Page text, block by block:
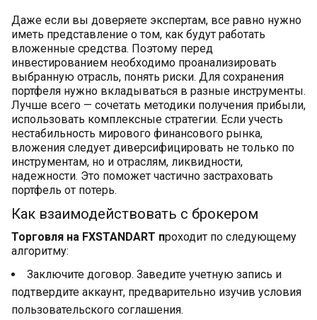
Даже если вы доверяете экспертам, все равно нужно
иметь представление о том, как будут работать
вложенные средства. Поэтому перед
инвестированием необходимо проанализировать
выбранную отрасль, понять риски. Для сохранения
портфеля нужно вкладываться в разные инструменты.
Лучше всего — сочетать методики получения прибыли,
использовать комплексные стратегии. Если учесть
нестабильность мирового финансового рынка,
вложения следует диверсифицировать не только по
инструментам, но и отраслям, ликвидности,
надежности. Это поможет частично застраховать
портфель от потерь.
Как взаимодействовать с брокером
Торговля на FXSTANDART проходит по следующему
алгоритму:
Заключите договор. Заведите учетную запись и
подтвердите аккаунт, предварительно изучив условия
пользовательского соглашения.